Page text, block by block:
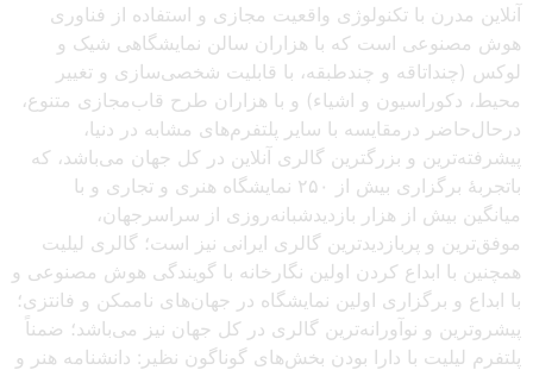
آنلاین مدرن با تکنولوژی واقعیت مجازی و استفاده از فناوری
هوش مصنوعی است که با هزاران سالن نمایشگاهی شیک و
لوکس (چنداتاقه و چندطبقه، با قابلیت شخصی‌سازی و تغییر
محیط، دکوراسیون و اشیاء) و با هزاران طرح قاب‌مجازی متنوع،
درحال‌حاضر درمقایسه با سایر پلتفرم‌های مشابه در دنیا،
پیشرفته‌ترین و بزرگترین گالری آنلاین در کل جهان می‌باشد، که
باتجربهٔ برگزاری بیش از ۲۵۰ نمایشگاه هنری و تجاری و با
میانگین بیش از هزار بازدیدشبانه‌روزی از سراسرجهان،
موفق‌ترین و پربازدیدترین گالری ایرانی نیز است؛ گالری لیلیت
همچنین با ابداع کردن اولین نگارخانه با گویندگی هوش مصنوعی و
با ابداع و برگزاری اولین نمایشگاه در جهان‌های ناممکن و فانتزی؛
پیشروترین و نوآورانه‌ترین گالری در کل جهان نیز می‌باشد؛ ضمناً
پلتفرم لیلیت با دارا بودن بخش‌های گوناگون نظیر: دانشنامه هنر و